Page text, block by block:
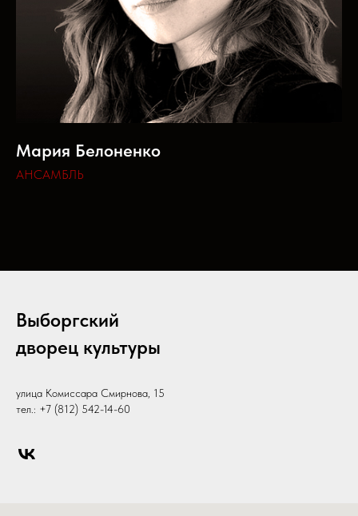
Мария Белоненко
АНСАМБЛЬ
Выборгский
дворец культуры
улица Комиссара Смирнова, 15
тел.: +7 (812) 542-14-60